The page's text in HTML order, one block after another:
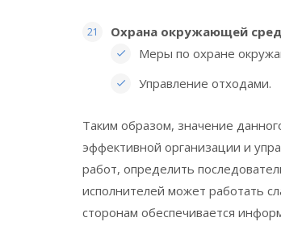
Охрана окружающей
Меры по охране
Управление отходами.
Таким образом, значение
эффективной организации и
работ, определить
исполнителей может работать
сторонам обеспечивается